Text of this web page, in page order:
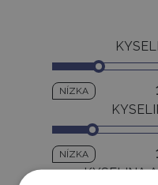
NÍZKA
NÍZKA
KYSELINA